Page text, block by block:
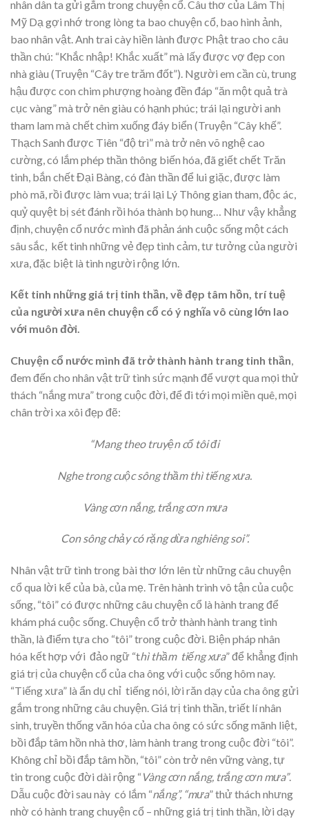
nhân dân ta gửi gắm trong chuyện cổ. Câu thơ của Lâm Thị
Mỹ Dạ gợi nhớ trong lòng ta bao chuyện cổ, bao hình ảnh,
bao nhân vật. Anh trai cày hiền lành được Phật trao cho câu
thần chú: “Khắc nhập! Khắc xuất” mà lấy được vợ đẹp con
nhà giàu (Truyện “Cây tre trăm đốt”). Người em cần cù, trung
hậu được con chim phượng hoàng đền đáp “ăn một quả trà
cục vàng” mà trở nên giàu có hạnh phúc; trái lại người anh
tham lam mà chết chìm xuống đáy biển (Truyện “Cây khế”.
Thạch Sanh được Tiên “độ trì” mà trở nên võ nghệ cao
cường, có lắm phép thần thông biến hóa, đã giết chết Trăn
tinh, bắn chết Đại Bàng, có đàn thần để lui giặc, được làm
phò mã, rồi được làm vua; trái lại Lý Thông gian tham, độc ác,
quỷ quyệt bị sét đánh rồi hóa thành bọ hung… Như vậy khẳng
định, chuyện cổ nước mình đã phản ánh cuộc sống một cách
sâu sắc, kết tinh những vẻ đẹp tình cảm, tư tưởng của người
xưa, đặc biệt là tình người rộng lớn.
Kết tinh những giá trị tinh thần, về đẹp tâm hồn, trí tuệ
của người xưa nên chuyện cổ có ý nghĩa vô cùng lớn lao
với muôn đời.
Chuyện cổ nước mình đã trở thành hành trang tinh thần,
đem đến cho nhân vật trữ tình sức mạnh để vượt qua mọi thử
thách “nắng mưa” trong cuộc đời, để đi tới mọi miền quê, mọi
chân trời xa xôi đẹp đẽ:
“Mang theo truyện cổ tôi đi
Nghe trong cuộc sông thầm thì tiếng xưa.
Vàng cơn nắng, trắng cơn mưa
Con sông chảy có rặng dừa nghiêng soi”.
Nhân vật trữ tình trong bài thơ lớn lên từ những câu chuyện
cổ qua lời kể của bà, của mẹ. Trên hành trình vô tận của cuộc
sống, “tôi” có được những câu chuyện cổ là hành trang để
khám phá cuộc sống. Chuyện cổ trở thành hành trang tinh
thần, là điểm tựa cho “tôi” trong cuộc đời. Biện pháp nhân
hóa kết hợp với đảo ngữ “thì thầm tiếng xưa” để khẳng định
giá trị của chuyện cổ của cha ông với cuộc sống hôm nay.
“Tiếng xưa” là ẩn dụ chỉ tiếng nói, lời răn dạy của cha ông gửi
gắm trong những câu chuyện. Giá trị tinh thần, triết lí nhân
sinh, truyền thống văn hóa của cha ông có sức sống mãnh liệt,
bồi đắp tâm hồn nhà thơ, làm hành trang trong cuộc đời “tôi”.
Không chỉ bồi đắp tâm hồn, “tôi” còn trở nên vững vàng, tự
tin trong cuộc đời dài rộng “Vàng cơn nắng, trắng cơn mưa”.
Dẫu cuộc đời sau này có lắm “nắng”, “mưa” thử thách nhưng
nhờ có hành trang chuyện cổ – những giá trị tinh thần, lời dạy